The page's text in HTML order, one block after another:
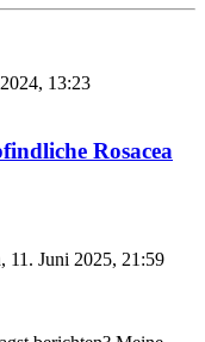
13:23
Rosacea
11. Juni 2025, 21:59